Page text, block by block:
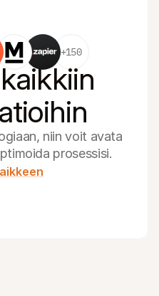
+150
niin voit avata
prosessisi.